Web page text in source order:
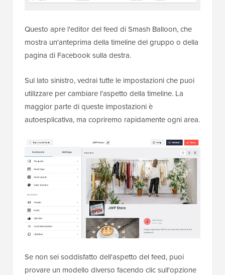
Questo apre l'editor del feed di Smash Balloon, che
mostra un'anteprima della timeline del gruppo o della
pagina di Facebook sulla destra.
Sul lato sinistro, vedrai tutte le impostazioni che puoi
utilizzare per cambiare l'aspetto della timeline. La
maggior parte di queste impostazioni è
autoesplicativa, ma copriremo rapidamente ogni area.
Se non sei soddisfatto dell'aspetto del feed, puoi
provare un modello diverso facendo clic sull'opzione